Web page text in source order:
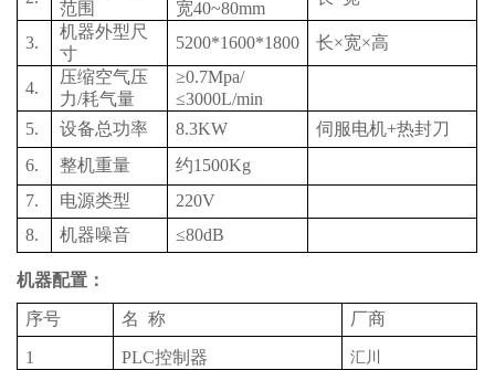
范围
宽40~80mm
3.
机器外型尺
寸
5200*1600*1800 长×宽×高
4.
压缩空气压
力/耗气量
≥0.7Mpa/
≤3000L/min
5.
设备总功率 8.3KW 伺服电机+热封刀
6.
整机重量 约1500Kg
7.
电源类型 220V
8.
机器噪音 ≤80dB
机器配置：
序号 名 称 厂商
1 PLC控制器 汇川